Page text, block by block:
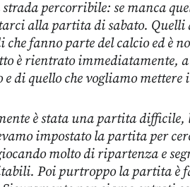
percorribile: se manca
alla partita di sabato.
fanno parte del calcio ed è
è rientrato immediatamente,
e di quello che vogliamo mettere
è stata una partita difficile,
impostato la partita per
molto di ripartenza e
Poi purtroppo la partita è